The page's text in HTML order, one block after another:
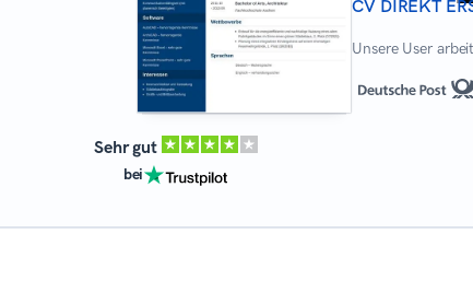
Sehr gut
bei
CV DIREKT
Unsere User